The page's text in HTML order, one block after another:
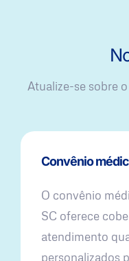
Atualize-se sobre o
Convênio
O convênio
SC oferece
atendimento
personalizados